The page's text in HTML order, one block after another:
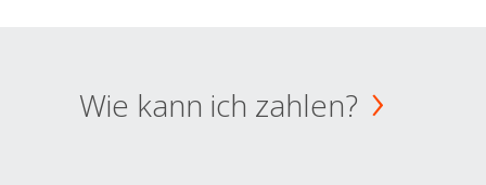
Wie kann ich zahlen?